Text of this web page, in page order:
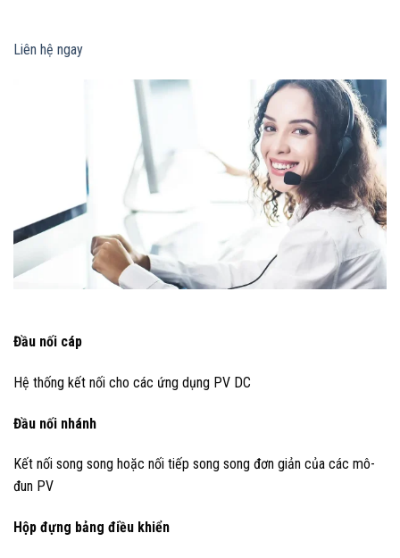
Liên hệ ngay
Đầu nối cáp
Hệ thống kết nối cho các ứng dụng PV DC
Đầu nối nhánh
Kết nối song song hoặc nối tiếp song song đơn giản của các mô-
đun PV
Hộp đựng bảng điều khiển